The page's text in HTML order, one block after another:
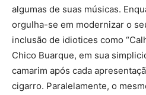
algumas de suas músicas.
orgulha-se em modernizar o
inclusão de idiotices como
Chico Buarque, em sua
camarim após cada
cigarro. Paralelamente, o